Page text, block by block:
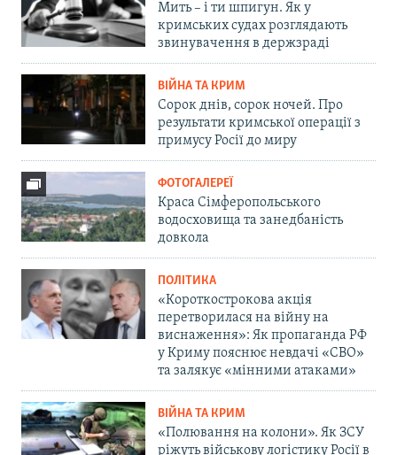
Мить – і ти шпигун. Як у
кримських судах розглядають
звинувачення в держзраді
ВІЙНА ТА КРИМ
Сорок днів, сорок ночей. Про
результати кримської операції з
примусу Росії до миру
ФОТОГАЛЕРЕЇ
Краса Сімферопольського
водосховища та занедбаність
довкола
ПОЛІТИКА
«Короткострокова акція
перетворилася на війну на
виснаження»: Як пропаганда РФ
у Криму пояснює невдачі «СВО»
та залякує «мінними атаками»
ВІЙНА ТА КРИМ
«Полювання на колони». Як ЗСУ
ріжуть військову логістику Росії в